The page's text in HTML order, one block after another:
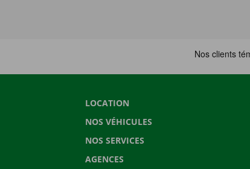
LOCATION
NOS VÉHICULES
NOS SERVICES
AGENCES